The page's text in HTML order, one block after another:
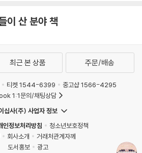
아트북 『그랜드 부다페스트 호텔』이 탄생
츠는 이미 웨스 앤더슨의 앞선 7편의 영화를
이라는 제목으로 첫 번째 아트북을 작업했다.
호텔』만을 빼내어 한 권으로 묶은 이유는 그만
는 감독인 웨스 앤더슨뿐만 아니라 주연배우
트 D. 예먼, 프로덕션 디자이너 아담 슈토크하
카노네로, 작곡가 알렉상드르 데스플라 등이
이 산 분야 책
최근 본 상품 주문/배송
티켓 1544-6399
중고샵 1566-4295
1:1문의/채팅상담
십사(주) 사업자 정보
인정보처리방침
청소년보호정책
회사소개
거래처관계자께
도서홍보
광고